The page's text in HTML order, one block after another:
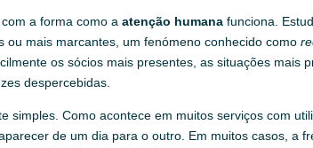
com a forma como aatenção humana funciona.
ou mais marcantes, um fenómeno conhecido como
os sócios mais presentes, as situações
despercebidas.
simples. Como acontece em muitos serviços com
de um dia para o outro. Em muitos casos, a